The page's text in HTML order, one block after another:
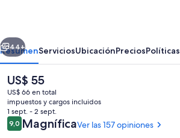
25
Castle
Street
Siguiente
44+
ResumenServiciosUbicaciónPreciosPolíticas
El
precio
actual
es
de
US$ 55
US$ 55
US$ 66 en total
impuestos y cargos incluidos
1 sept. - 2 sept.
Opiniones
9,09,0 de 10
MagníficaVer las 157 opiniones